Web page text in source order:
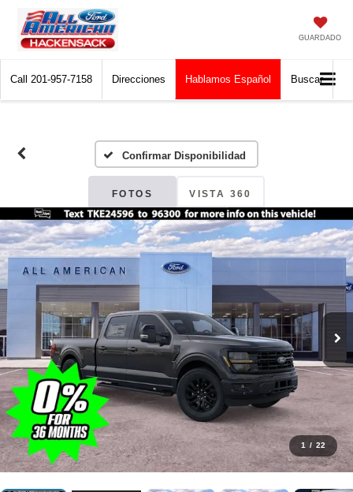
GUARDADO
Call 201-957-7158 Direcciones Hablamos Español Buscar
Confirmar Disponibilidad
FOTOS VISTA 360
1 / 22